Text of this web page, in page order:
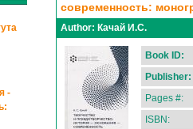
современность:
Author: Качай И.С.
Book ID:
Publisher:
Pages #:
ISBN:
-